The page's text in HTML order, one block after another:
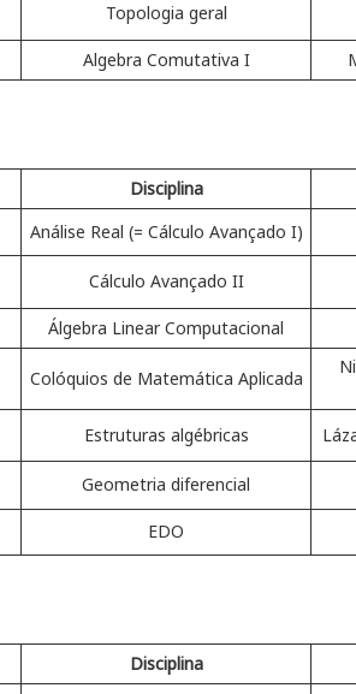
Topologia geral
Algebra Comutativa I
Disciplina
Análise Real (= Cálculo Avançado I)
Cálculo Avançado II
Álgebra Linear Computacional
Colóquios de Matemática Aplicada
Estruturas algébricas
Geometria diferencial
EDO
Disciplina